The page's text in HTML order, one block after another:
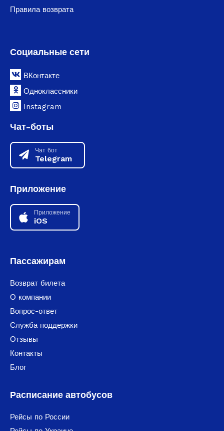
Правила возврата
Социальные сети
ВКонтакте
Одноклассники
Instagram
Чат-боты
Чат бот
Telegram
Приложение
Приложение
iOS
Пассажирам
Возврат билета
О компании
Вопрос-ответ
Служба поддержки
Отзывы
Контакты
Блог
Расписание автобусов
Рейсы по России